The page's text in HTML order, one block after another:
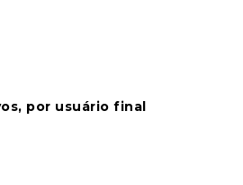
por usuário final